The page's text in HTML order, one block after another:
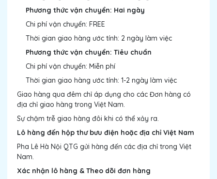
Phương thức vận chuyển: Hai ngày
Chi phí vận chuyển: FREE
Thời gian giao hàng ước tính: 2 ngày làm việc
Phương thức vận chuyển: Tiêu chuẩn
Chi phí vận chuyển: Miễn phí
Thời gian giao hàng ước tính: 1-2 ngày làm việc
Giao hàng qua đêm chỉ áp dụng cho các Đơn hàng có
địa chỉ giao hàng trong Việt Nam.
Sự chậm trễ giao hàng đôi khi có thể xảy ra.
Lô hàng đến hộp thư bưu điện hoặc địa chỉ Việt Nam
Pha Lê Hà Nội QTG gửi hàng đến các địa chỉ trong Việt
Nam.
Xác nhận lô hàng & Theo dõi đơn hàng